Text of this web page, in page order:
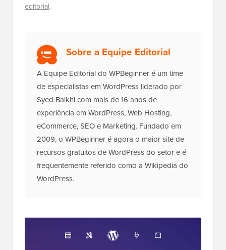
editorial.
Sobre a Equipe Editorial
A Equipe Editorial do WPBeginner é um time
de especialistas em WordPress liderado por
Syed Balkhi com mais de 16 anos de
experiência em WordPress, Web Hosting,
eCommerce, SEO e Marketing. Fundado em
2009, o WPBeginner é agora o maior site de
recursos gratuitos de WordPress do setor e é
frequentemente referido como a Wikipedia do
WordPress.